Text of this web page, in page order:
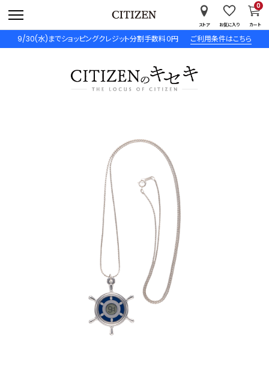
9/30(水)までショッピングクレジット分割手数料０円 ご利用条件はこちら
ストア お気に入り カート
0